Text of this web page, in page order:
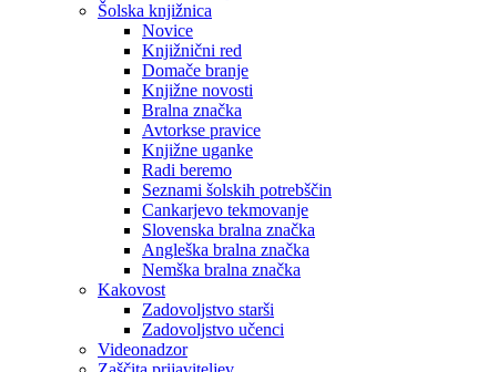
Šolska knjižnica
Novice
Knjižnični red
Domače branje
Knjižne novosti
Bralna značka
Avtorkse pravice
Knjižne uganke
Radi beremo
Seznami šolskih potrebščin
Cankarjevo tekmovanje
Slovenska bralna značka
Angleška bralna značka
Nemška bralna značka
Kakovost
Zadovoljstvo starši
Zadovoljstvo učenci
Videonadzor